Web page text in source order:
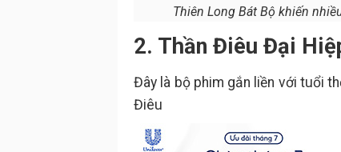
Thiên Long Bát Bộ khiến
2. Thần Điêu Đại
Đây là bộ phim gắn liền với tuổi
Điêu